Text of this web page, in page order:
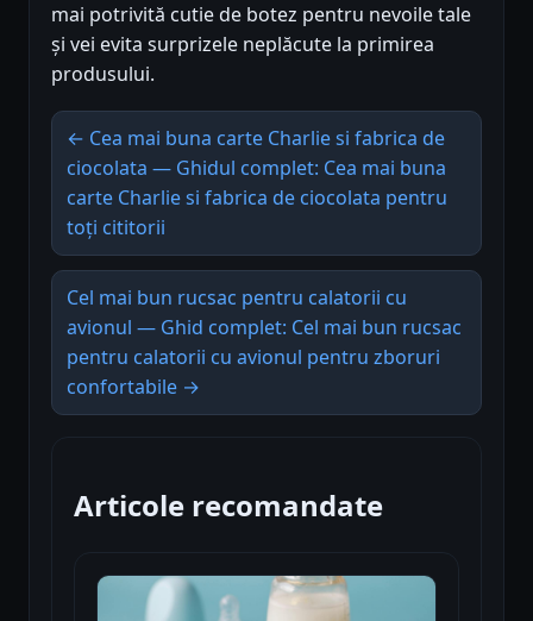
mai potrivită cutie de botez pentru nevoile tale
și vei evita surprizele neplăcute la primirea
produsului.
← Cea mai buna carte Charlie si fabrica de
ciocolata — Ghidul complet: Cea mai buna
carte Charlie si fabrica de ciocolata pentru
toți cititorii
Cel mai bun rucsac pentru calatorii cu
avionul — Ghid complet: Cel mai bun rucsac
pentru calatorii cu avionul pentru zboruri
confortabile →
Articole recomandate